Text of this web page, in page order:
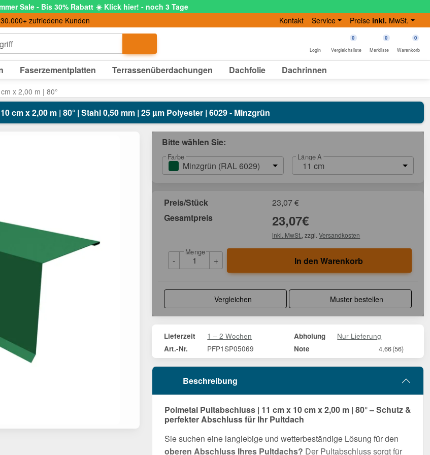
Sale - Bis 30% Rabatt ☀️ Klick hier! - noch 3 Tage
zufriedene Kunden Kontakt Service Preise inkl. MwSt.
Login
0
Vergleichsliste
0
Merkliste
0
Warenkorb
Faserzementplatten Terrassenüberdachungen Dachfolie Dachrinnen
x 2,00 m | 80°
cm x 2,00 m | 80° | Stahl 0,50 mm | 25 µm Polyester | 6029 - Minzgrün
Bitte wählen Sie:
Farbe
Minzgrün (RAL 6029)
Länge A
11 cm
Preis/Stück 23,07€
Gesamtpreis
23,07€
inkl. MwSt. , zzgl.Versandkosten
-
Menge
+ In den Warenkorb
Vergleichen Muster bestellen
Lieferzeit 1 – 2 Wochen Abholung Nur Lieferung
Art.-Nr. PFP1SP05069 Note 4,66(56)
Beschreibung
Polmetal Pultabschluss | 11 cm x 10 cm x 2,00 m | 80° – Schutz &
perfekter Abschluss für Ihr Pultdach
Sie suchen eine langlebige und wetterbeständige Lösung für den
oberen Abschluss Ihres Pultdachs? Der Pultabschluss sorgt für